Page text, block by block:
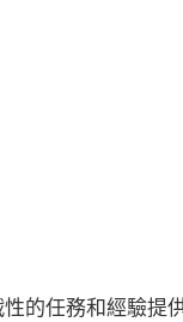
的任務和經驗